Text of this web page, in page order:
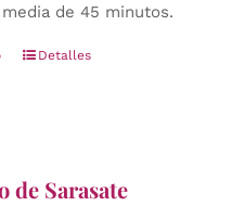
de 45 minutos.
Detalles
de Sarasate